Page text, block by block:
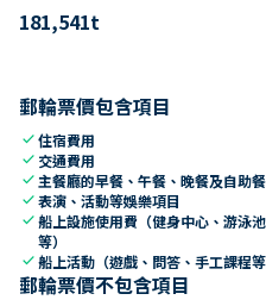
181,541t
郵輪票價包含項目
check住宿費用
check 交通費用
check 主餐廳的早餐、午餐、晚餐及自助
check表演、活動等娛樂項目
check船上設施使用費（健身中心、游泳
等）
check船上活動（遊戲、問答、手工課程等
郵輪票價不包含項目